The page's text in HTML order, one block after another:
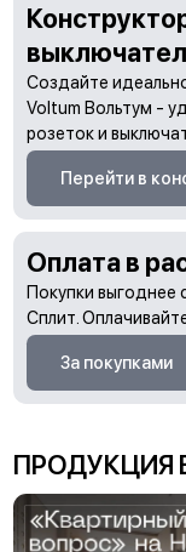
Создайте
Voltum Вольтум -
розеток и
Перейти в
Оплата в
Покупки выгоднее
Сплит.
За покупками
ПРОДУКЦИЯ